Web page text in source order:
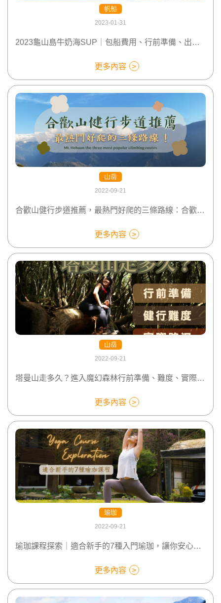
帆船
2023-01-31
2023龜山島牛奶海SUP｜包船費用、行前準備、出航時間、行程亮點
更多內容
山岳
2022-09-21
合歡山健行步道推薦，最熱門好爬的三條路線：合歡山北峰、合歡山東峰、合歡山主峰！
更多內容
山岳
2022-09-21
塔曼山走多久？進入魔幻森林行前準備、難度、實際狀況
更多內容
瑜珈
2022-09-21
瑜珈課程探索｜適合新手的7種入門瑜珈，讓你安心進入瑜伽的世界
更多內容